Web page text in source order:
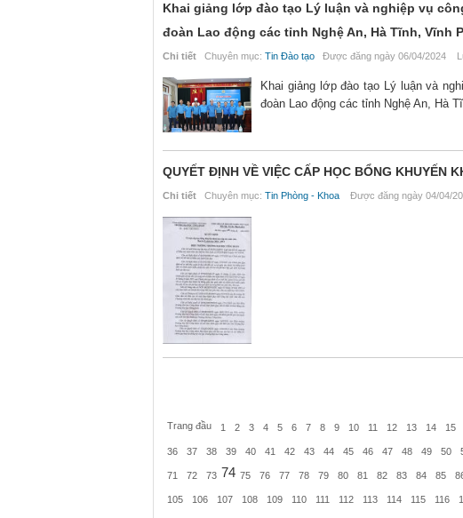
Khai giảng lớp đào tạo Lý luận và nghiệp vụ
đoàn Lao động các tỉnh Nghệ An, Hà Tĩnh, Vĩnh
Chi tiết Chuyên mục: Tin Đào tạo Được đăng ngày 06/04/2024
Khai giảng lớp đào tạo Lý luận và
đoàn Lao động các tỉnh Nghệ An, Hà
QUYẾT ĐỊNH VỀ VIỆC CẤP HỌC BỔNG KHUYẾN
Chi tiết Chuyên mục: Tin Phòng - Khoa Được đăng ngày 04/04/
Trang đầu 1 2 3 4 5 6 7 8 9 10 11 12 13 14 15
36 37 38 39 40 41 42 43 44 45 46 47 48 49 50
71 72 73 74 75 76 77 78 79 80 81 82 83 84 85
105 106 107 108 109 110 111 112 113 114 115 116